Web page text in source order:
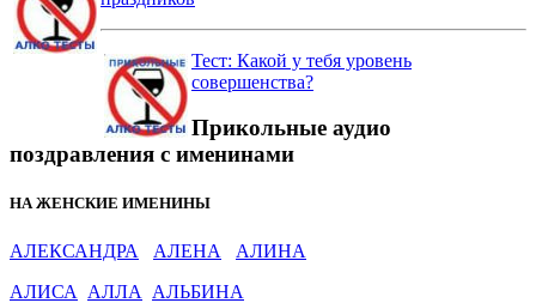
Тест: Какой у тебя уровень
совершенства?
Прикольные аудио
поздравления с именинами
НА ЖЕНСКИЕ ИМЕНИНЫ
АЛЕКСАНДРА АЛЕНА
АЛИНА
АЛИСА
АЛЛА
АЛЬБИНА